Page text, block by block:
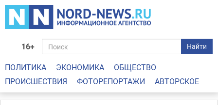
16+ Найти
ПОЛИТИКА ЭКОНОМИКА
ОБЩЕСТВО
ПРОИСШЕСТВИЯ
ФОТОРЕПОРТАЖИ АВТОРСКОЕ